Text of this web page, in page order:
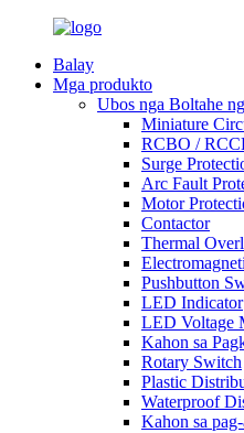
Balay
Mga produkto
Ubos nga Boltahe
Miniature
RCBO /
Surge
Arc Fault
Motor
Contactor
Thermal
Pushbutton
LED Indicator
LED Voltage
Kahon sa
Rotary Switch
Plastic
Waterproof
Kahon sa